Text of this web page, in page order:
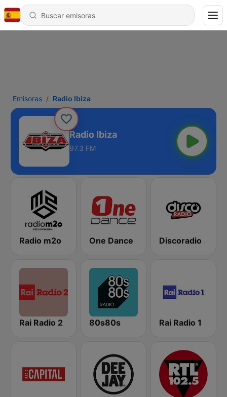
Emisoras Radio Ibiza
Radio Ibiza
97.3 FM
Radio m2o One Dance Discoradio
Rai Radio 2 80s80s Rai Radio 1